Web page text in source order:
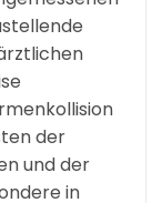
der
und der
in